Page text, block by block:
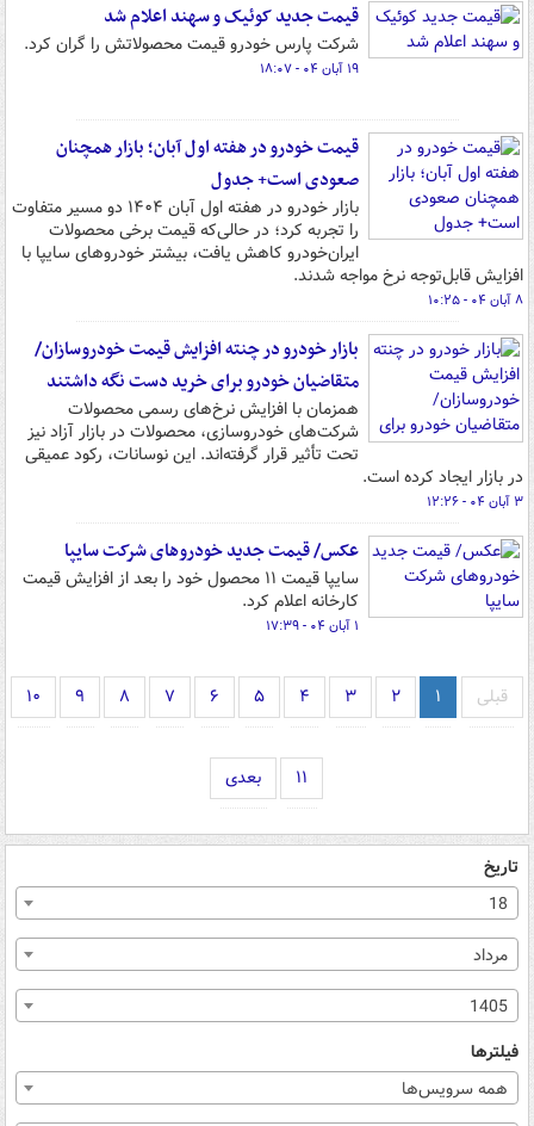
قیمت جدید کوئیک و سهند اعلام شد
شرکت پارس خودرو قیمت محصولاتش را گران کرد.
۱۹ آبان ۰۴ - ۱۸:۰۷
قیمت خودرو در هفته‌ اول آبان؛ بازار همچنان
صعودی است+ جدول
بازار خودرو در هفته اول آبان ۱۴۰۴ دو مسیر متفاوت
را تجربه کرد؛ در حالی‌که قیمت برخی محصولات
ایران‌خودرو کاهش یافت، بیشتر خودروهای سایپا با
افزایش قابل‌توجه نرخ مواجه شدند.
۸ آبان ۰۴ - ۱۰:۲۵
بازار خودرو در چنته افزایش قیمت خودروسازان/
متقاضیان خودرو برای خرید دست نگه داشتند
همزمان با افزایش نرخ‌های رسمی محصولات
شرکت‌های خودروسازی، محصولات در بازار آزاد نیز
تحت تأثیر قرار گرفته‌اند. این نوسانات، رکود عمیقی
در بازار ایجاد کرده است.
۳ آبان ۰۴ - ۱۲:۲۶
عکس/ قیمت جدید خودروهای شرکت سایپا
سایپا قیمت ۱۱ محصول خود را بعد از افزایش قیمت
کارخانه اعلام کرد.
۱ آبان ۰۴ - ۱۷:۳۹
قبلی ۱ ۲ ۳ ۴ ۵ ۶ ۷ ۸ ۹ ۱۰
۱۱ بعدی
تاریخ
18
مرداد
1405
فیلترها
همه سرویس‌ها